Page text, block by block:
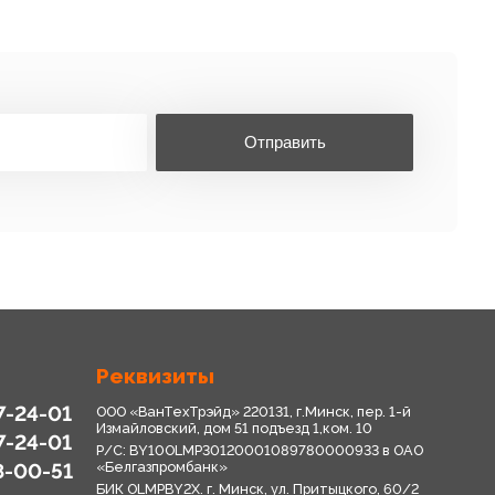
Отправить
24-01
24-01
00-51
Реквизиты
ООО «ВанТехТрэйд» 220131, г.Минск, пер. 1-й
Измайловский, дом 51 подъезд 1,ком. 10
Р/С: BY10OLMP30120001089780000933 в OАО
«Белгазпромбанк»
БИК OLMPBY2X. г. Минск, ул. Притыцкого, 60/2